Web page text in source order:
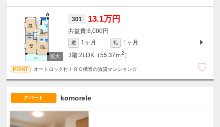
301 13.1万円
6,000円
敷 1ヶ月 礼
1ヶ月
3階 2LDK（55.37ｍ2 ）
オートロック付！ＲＣ構造の賃貸マンション☆
アパート komorele